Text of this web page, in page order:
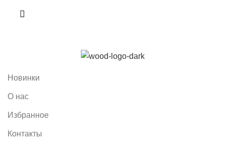
Новинки
О нас
Избранное
Контакты